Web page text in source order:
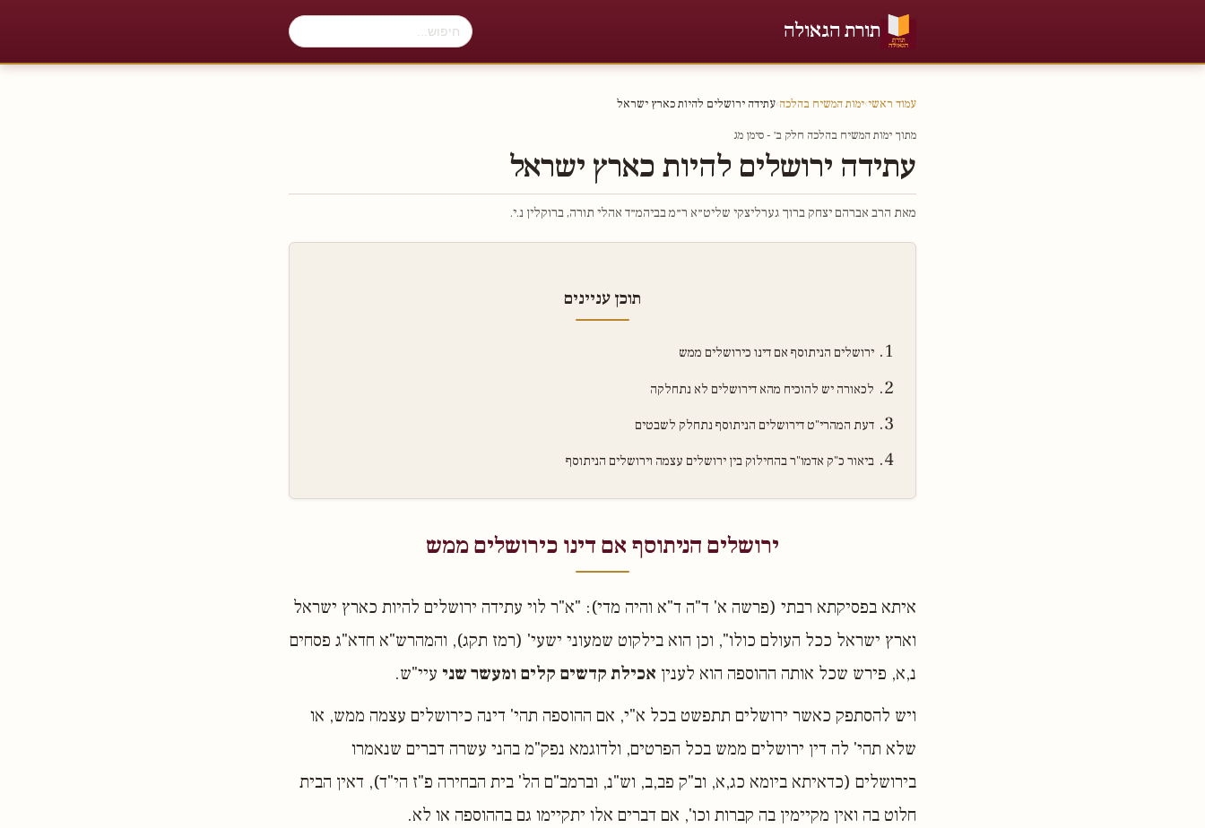
תורת הגאולה
עמוד ראשי›ימות המשיח בהלכה›עתידה ירושלים להיות כארץ ישראל
מתוך ימות המשיח בהלכה חלק ב׳ - סימן מג
עתידה ירושלים להיות כארץ ישראל
מאת הרב אברהם יצחק ברוך גערליצקי שליט״א ר״מ בביהמ״ד אהלי תורה, ברוקלין נ.י.
תוכן עניינים
ירושלים הניתוסף אם דינו כירושלים ממש
לכאורה יש להוכיח מהא דירושלים לא נתחלקה
דעת המהרי"ט דירושלים הניתוסף נתחלק לשבטים
ביאור כ"ק אדמו"ר בהחילוק בין ירושלים עצמה וירושלים הניתוסף
ירושלים הניתוסף אם דינו כירושלים ממש
איתא בפסיקתא רבתי (פרשה א' ד"ה ד"א והיה מדי): "א"ר לוי עתידה ירושלים להיות כארץ ישראל
וארץ ישראל ככל העולם כולו", וכן הוא בילקוט שמעוני ישעי' (רמז תקג), והמהרש"א חדא"ג פסחים
נ,א, פירש שכל אותה ההוספה הוא לענין אכילת קדשים קלים ומעשר שני עיי"ש.
ויש להסתפק כאשר ירושלים תתפשט בכל א"י, אם ההוספה תהי' דינה כירושלים עצמה ממש, או
שלא תהי' לה דין ירושלים ממש בכל הפרטים, ולדוגמא נפק"מ בהני עשרה דברים שנאמרו
בירושלים (כדאיתא ביומא כג,א, וב"ק פב,ב, וש"נ, וברמב"ם הל' בית הבחירה פ"ז הי"ד), דאין הבית
חלוט בה ואין מקיימין בה קברות וכו', אם דברים אלו יתקיימו גם בההוספה או לא.